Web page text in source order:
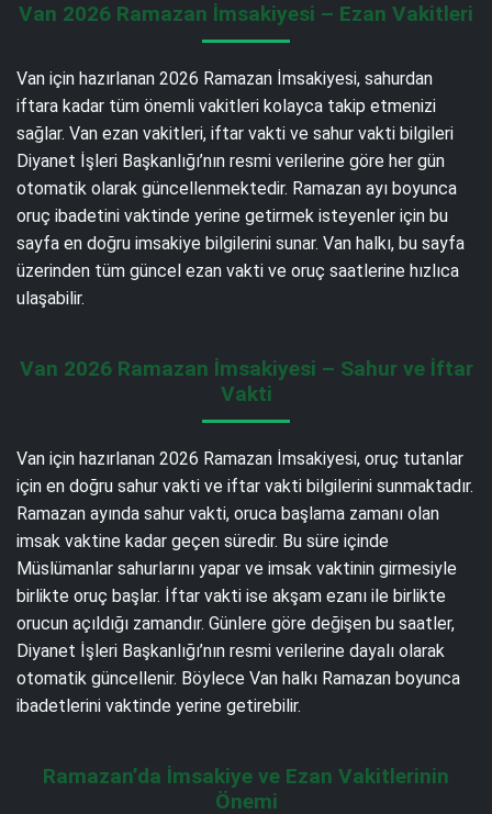
Van 2026 Ramazan İmsakiyesi – Ezan Vakitleri
Van için hazırlanan 2026 Ramazan İmsakiyesi, sahurdan
iftara kadar tüm önemli vakitleri kolayca takip etmenizi
sağlar. Van ezan vakitleri, iftar vakti ve sahur vakti bilgileri
Diyanet İşleri Başkanlığı’nın resmi verilerine göre her gün
otomatik olarak güncellenmektedir. Ramazan ayı boyunca
oruç ibadetini vaktinde yerine getirmek isteyenler için bu
sayfa en doğru imsakiye bilgilerini sunar. Van halkı, bu sayfa
üzerinden tüm güncel ezan vakti ve oruç saatlerine hızlıca
ulaşabilir.
Van 2026 Ramazan İmsakiyesi – Sahur ve İftar
Vakti
Van için hazırlanan 2026 Ramazan İmsakiyesi, oruç tutanlar
için en doğru sahur vakti ve iftar vakti bilgilerini sunmaktadır.
Ramazan ayında sahur vakti, oruca başlama zamanı olan
imsak vaktine kadar geçen süredir. Bu süre içinde
Müslümanlar sahurlarını yapar ve imsak vaktinin girmesiyle
birlikte oruç başlar. İftar vakti ise akşam ezanı ile birlikte
orucun açıldığı zamandır. Günlere göre değişen bu saatler,
Diyanet İşleri Başkanlığı’nın resmi verilerine dayalı olarak
otomatik güncellenir. Böylece Van halkı Ramazan boyunca
ibadetlerini vaktinde yerine getirebilir.
Ramazan’da İmsakiye ve Ezan Vakitlerinin
Önemi